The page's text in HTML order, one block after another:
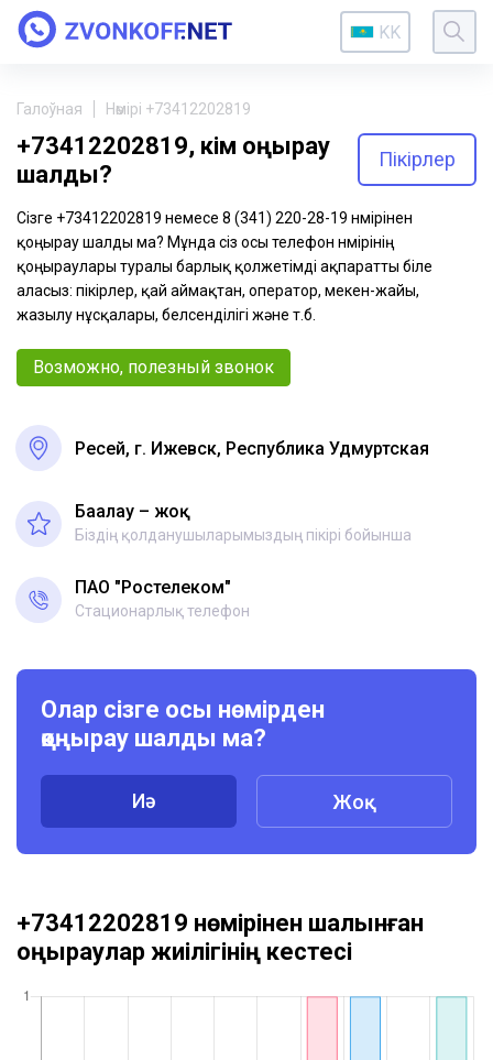
KK
Галоўная Нөмірі +73412202819
+73412202819, кім қоңырау
шалды?
Пікірлер
Сізге +73412202819 немесе 8 (341) 220-28-19 нөмірінен
қоңырау шалды ма? Мұнда сіз осы телефон нөмірінің
қоңыраулары туралы барлық қолжетімді ақпаратты біле
аласыз: пікірлер, қай аймақтан, оператор, мекен-жайы,
жазылу нұсқалары, белсенділігі және т.б.
Возможно, полезный звонок
Ресей, г. Ижевск, Республика Удмуртская
Бағалау – жоқ
Біздің қолданушыларымыздың пікірі бойынша
ПАО "Ростелеком"
Стационарлық телефон
Олар сізге осы нөмірден
қоңырау шалды ма?
Иә Жоқ
+73412202819 нөмірінен шалынған
қоңыраулар жиілігінің кестесі